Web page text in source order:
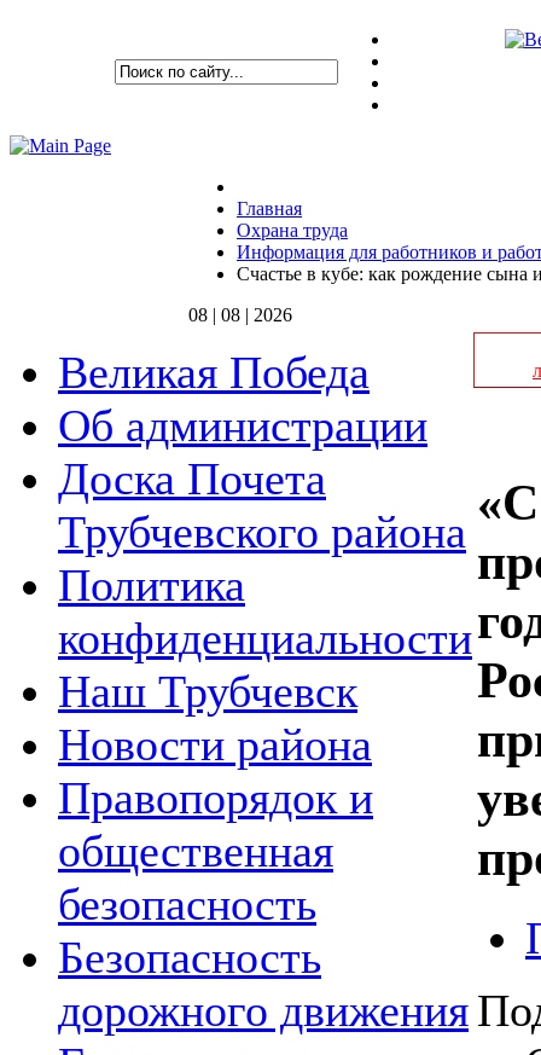
Главная
Охрана труда
Информация для работников и
Счастье в кубе: как рождение
08 | 08 | 2026
Великая Победа
Об администрации
Доска Почета
Трубчевского района
Политика
конфиденциальности
Наш Трубчевск
Новости района
Правопорядок и
общественная
безопасность
Безопасность
дорожного движения